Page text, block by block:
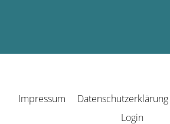
Impressum Datenschutzerklärung
Login